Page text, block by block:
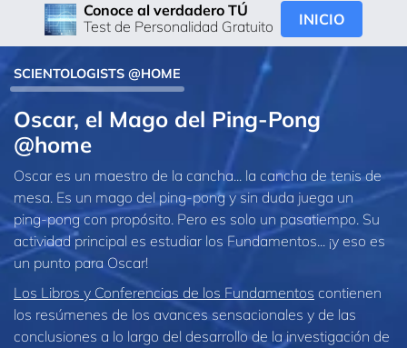
Conoce al verdadero TÚ
Test de Personalidad Gratuito
INICIO
SCIENTOLOGISTS @HOME
Oscar, el Mago del Ping-Pong
@home
Oscar es un maestro de la cancha... la cancha de tenis de
mesa. Es un mago del ping‑pong y sin duda juega un
ping‑pong con propósito. Pero es solo un pasatiempo. Su
actividad principal es estudiar los Fundamentos... ¡y eso es
un punto para Oscar!
Los Libros y Conferencias de los Fundamentos contienen
los resúmenes de los avances sensacionales y de las
conclusiones a lo largo del desarrollo de la investigación de